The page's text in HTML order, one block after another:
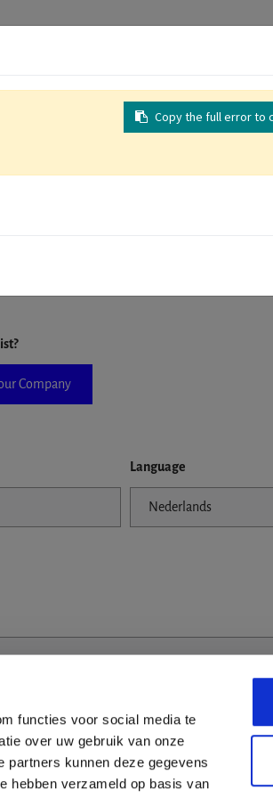
functies voor social media te
over uw gebruik van onze
kunnen deze gegevens
hebben verzameld op basis van
the form. If you don't find your company in
Company
Language
Copy the full error to